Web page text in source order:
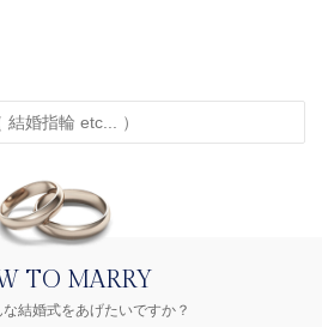
TO MARRY
結婚式をあげたいですか？